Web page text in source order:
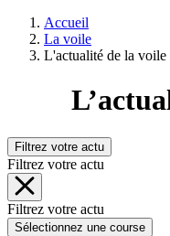
Accueil
La voile
L'actualité de la voile
Filtrez votre actu
Filtrez votre actu
Filtrez votre actu
Sélectionnez une course